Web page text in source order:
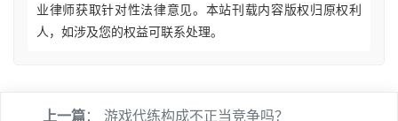
业律师获取针对性法律意见。本站刊载内容版权归原权利
人，如涉及您的权益可联系处理。
上一篇： 游戏代练构成不正当竞争吗？